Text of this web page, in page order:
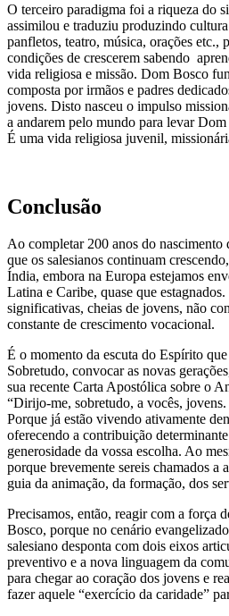
O terceiro paradigma foi a riqueza do
assimilou e traduziu produzindo
panfletos, teatro, música, orações etc.,
condições de crescerem sabendo
vida religiosa e missão. Dom Bosco
composta por irmãos e padres
jovens. Disto nasceu o impulso
a andarem pelo mundo para levar
É uma vida religiosa juvenil,
Conclusão
Ao completar 200 anos do
que os salesianos continuam
Índia, embora na Europa estejamos
Latina e Caribe, quase que
significativas, cheias de jovens, não
constante de crescimento vocacional.
É o momento da escuta do Espírito
Sobretudo, convocar as novas
sua recente Carta Apostólica sobre o
“Dirijo-me, sobretudo, a vocês, jovens.
Porque já estão vivendo ativamente
oferecendo a contribuição
generosidade da vossa escolha. Ao
porque brevemente sereis chamados a
guia da animação, da formação, dos
Precisamos, então, reagir com a força
Bosco, porque no cenário
salesiano desponta com dois eixos
preventivo e a nova linguagem da
para chegar ao coração dos jovens e
fazer aquele “exercício da caridade”